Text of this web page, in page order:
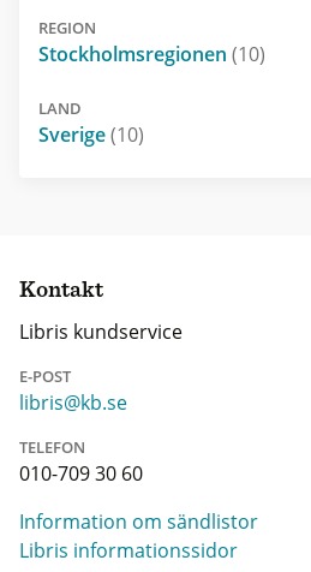
REGION
Stockholmsregionen (10)
LAND
Sverige(10)
Kontakt
Libris kundservice
E-POST
libris@kb.se
TELEFON
010-709 30 60
Information om sändlistor
Libris informationssidor